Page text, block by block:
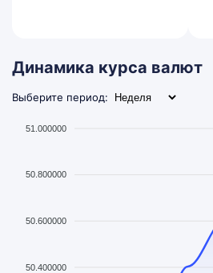
Динамика курса валют
Выберите период:
51.000000
50.800000
50.600000
50.400000